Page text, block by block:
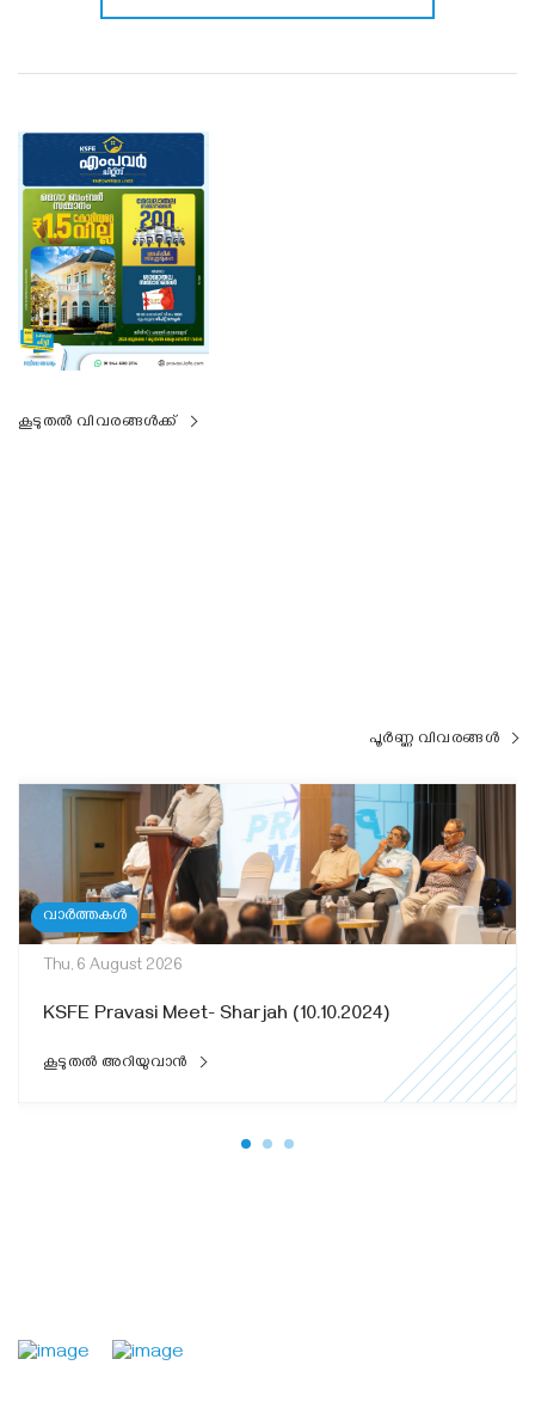
കൂടുതൽ വിവരങ്ങൾക്ക്
പൂർണ്ണ വിവരങ്ങൾ
വാർത്തകൾ
Thu, 6 August 2026
KSFE Pravasi Meet- Sharjah (10.10.2024)
കൂടുതൽ അറിയുവാൻ